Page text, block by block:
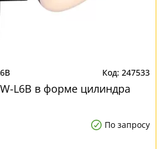
247533
L6B в форме цилиндра
По запросу